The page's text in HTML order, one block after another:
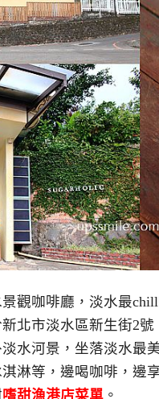
觀咖啡廳，淡水最
新北市淡水區新生街2號
水河景，坐落淡水最
淋等，邊喝咖啡，邊
嗜甜漁港店菜單 。